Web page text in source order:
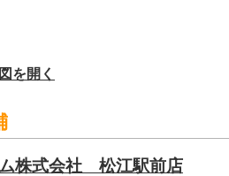
を開く
株式会社 松江駅前店